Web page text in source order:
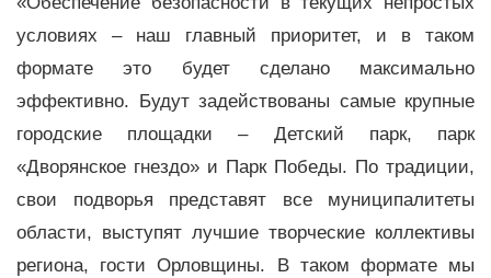
условиях – наш главный приоритет, и в таком
формате это будет сделано максимально
эффективно. Будут задействованы самые крупные
городские площадки – Детский парк, парк
«Дворянское гнездо» и Парк Победы. По традиции,
свои подворья представят все муниципалитеты
области, выступят лучшие творческие коллективы
региона, гости Орловщины. В таком формате мы